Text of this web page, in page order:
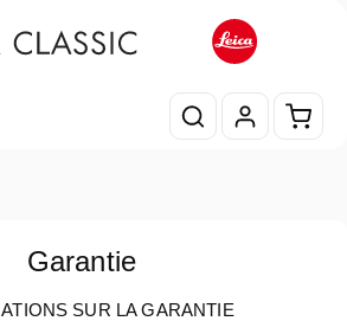
Le
Garantie
SUR LA GARANTIE